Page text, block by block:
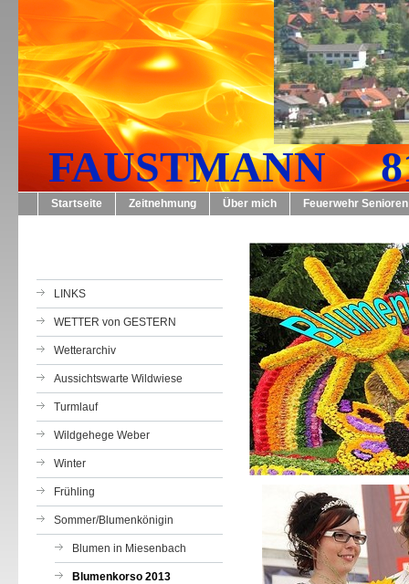
FAUSTMANN
Startseite Zeitnehmung Über mich Feuerwehr Senioren
LINKS
WETTER von GESTERN
Wetterarchiv
Aussichtswarte Wildwiese
Turmlauf
Wildgehege Weber
Winter
Frühling
Sommer/Blumenkönigin
Blumen in Miesenbach
Blumenkorso 2013